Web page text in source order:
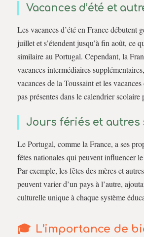
Vacances d’été et
Les vacances d’été en France débutent
juillet et s’étendent jusqu’à fin août, ce
similaire au Portugal. Cependant, la
vacances intermédiaires
vacances de la Toussaint et les
pas présentes dans le calendrier scolaire
Jours fériés et autres
Le Portugal, comme la France, a ses
fêtes nationales qui peuvent influencer
Par exemple, les fêtes des mères et
peuvent varier d’un pays à l’autre,
culturelle unique à chaque système
L’importance de